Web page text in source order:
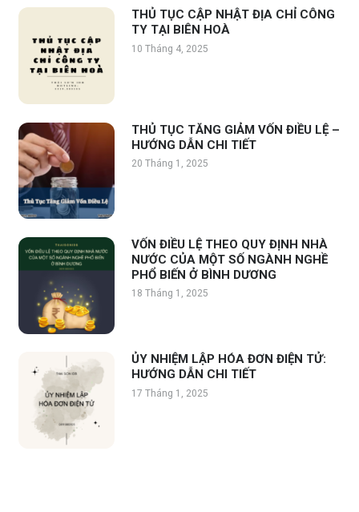
THỦ TỤC CẬP NHẬT ĐỊA CHỈ CÔNG
TY TẠI BIÊN HOÀ
10 Tháng 4, 2025
THỦ TỤC TĂNG GIẢM VỐN ĐIỀU LỆ –
HƯỚNG DẪN CHI TIẾT
20 Tháng 1, 2025
VỐN ĐIỀU LỆ THEO QUY ĐỊNH NHÀ
NƯỚC CỦA MỘT SỐ NGÀNH NGHỀ
PHỔ BIẾN Ở BÌNH DƯƠNG
18 Tháng 1, 2025
ỦY NHIỆM LẬP HÓA ĐƠN ĐIỆN TỬ:
HƯỚNG DẪN CHI TIẾT
17 Tháng 1, 2025